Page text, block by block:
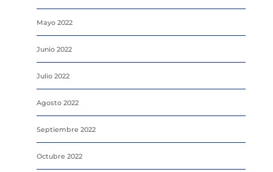
Mayo 2022
Junio 2022
Julio 2022
Agosto 2022
Septiembre 2022
Octubre 2022